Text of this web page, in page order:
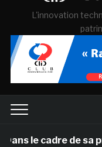
L'innovation
de sa